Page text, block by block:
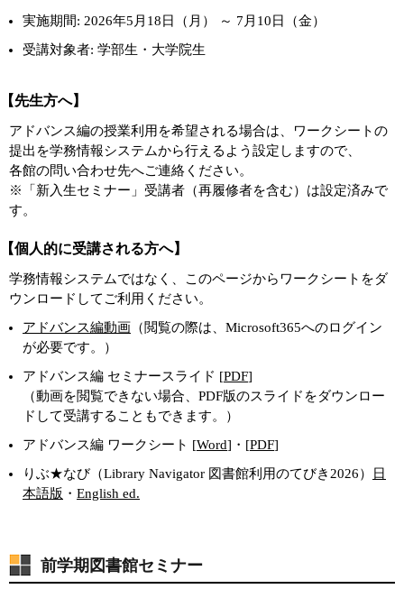
実施期間: 2026年5月18日（月） ～ 7月10日（金）
受講対象者: 学部生・大学院生
【先生方へ】
アドバンス編の授業利用を希望される場合は、ワークシートの
提出を学務情報システムから行えるよう設定しますので、
各館の問い合わせ先へご連絡ください。
※「新入生セミナー」受講者（再履修者を含む）は設定済みで
す。
【個人的に受講される方へ】
学務情報システムではなく、このページからワークシートをダ
ウンロードしてご利用ください。
アドバンス編動画 （閲覧の際は、Microsoft365へのログイン
が必要です。）
アドバンス編 セミナースライド [PDF]
（動画を閲覧できない場合、PDF版のスライドをダウンロー
ドして受講することもできます。）
アドバンス編 ワークシート [Word]・[PDF]
りぶ★なび（Library Navigator 図書館利用のてびき2026）
日
本語版 ・ English ed.
前学期図書館セミナー